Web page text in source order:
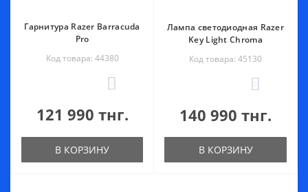
Гарнитура Razer Barracuda
Pro
Код товара: 44380
121 990 тнг.
В КОРЗИНУ
Лампа светодиодная Razer
Key Light Chroma
Код товара: 45130
140 990 тнг.
В КОРЗИНУ